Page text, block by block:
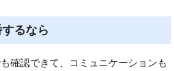
るなら
確認できて、コミュニケーションも